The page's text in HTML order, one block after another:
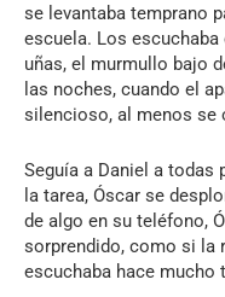
se levantaba temprano
escuela. Los
uñas, el murmullo bajo
las noches, cuando el
silencioso, al menos se
Seguía a Daniel a todas
la tarea, Óscar se
de algo en su teléfono,
sorprendido, como si la
escuchaba hace mucho